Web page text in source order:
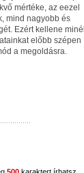
mértéke, az eezel
mind nagyobb és
Ezért kellene minél
előbb szépen
a megoldásra.